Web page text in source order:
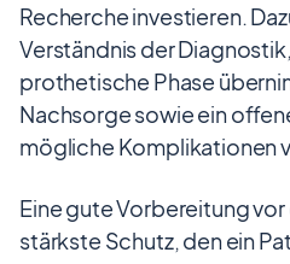
Recherche investieren.
Verständnis der
prothetische Phase
Nachsorge sowie ein
mögliche Komplikationen
Eine gute Vorbereitung
stärkste Schutz, den ein